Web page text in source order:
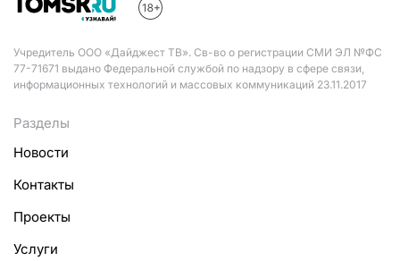
Учредитель ООО «Дайджест ТВ». Св-во о регистрации СМИ ЭЛ №ФС
77-71671 выдано Федеральной службой по надзору в сфере связи,
информационных технологий и массовых коммуникаций 23.11.2017
Разделы
Новости
Контакты
Проекты
Услуги